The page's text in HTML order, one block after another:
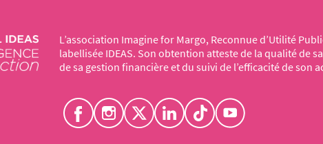
L’association Imagine for Margo, Reconnue d’Utilité
labellisée IDEAS. Son obtention atteste de la qualité de
de sa gestion financière et du suivi de l’efficacité de son